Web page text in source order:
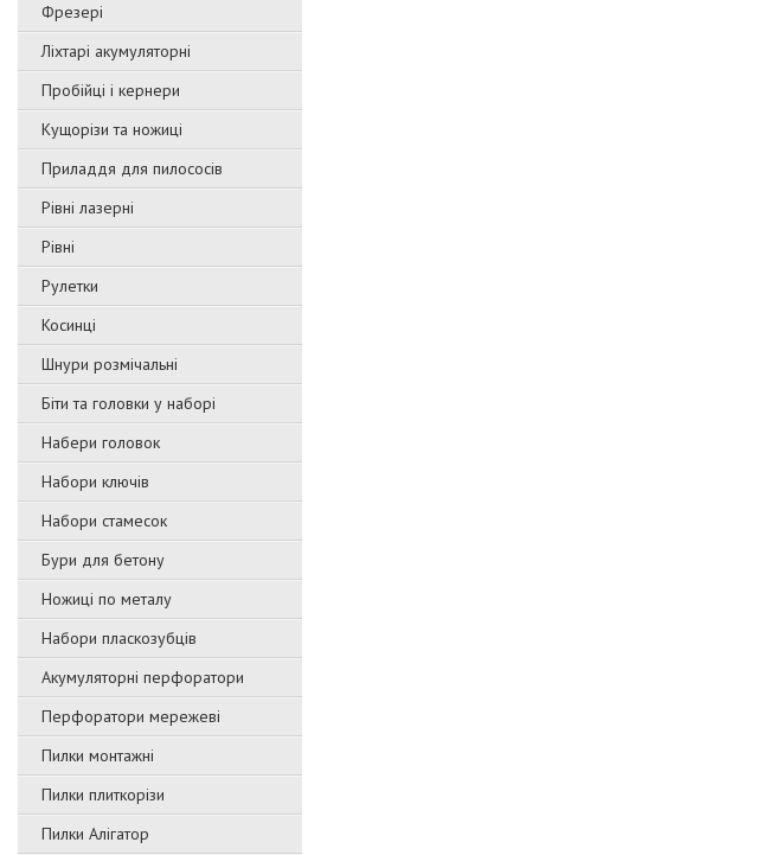
Фрезері
Ліхтарі акумуляторні
Пробійці і кернери
Кущорізи та ножиці
Приладдя для пилососів
Рівні лазерні
Рівні
Рулетки
Косинці
Шнури розмічальні
Біти та головки у наборі
Набери головок
Набори ключів
Набори стамесок
Бури для бетону
Ножиці по металу
Набори пласкозубців
Акумуляторні перфоратори
Перфоратори мережеві
Пилки монтажні
Пилки плиткорізи
Пилки Алігатор